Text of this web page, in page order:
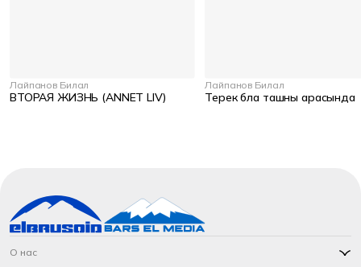
Лайпанов Билал
ВТОРАЯ ЖИЗНЬ (ANNET LIV)
Лайпанов Билал
Терек бла ташны арасында
О нас